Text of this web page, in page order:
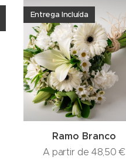
Ramo Branco
Entrega Incluída
A partir de 48,50 €